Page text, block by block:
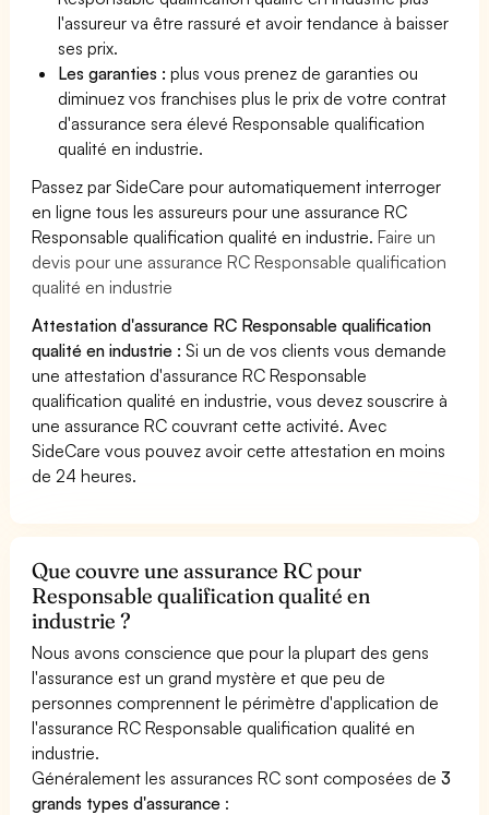
l'assureur va être rassuré et avoir tendance à baisser
ses prix.
Les garanties :plus vous prenez de garanties ou
diminuez vos franchises plus le prix de votre contrat
d'assurance sera élevé Responsable qualification
qualité en industrie.
Passez par SideCare pour automatiquement interroger
en ligne tous les assureurs pour une assurance RC
Responsable qualification qualité en industrie.Faire un
devis pour une assurance RC Responsable qualification
qualité en industrie
Attestation d'assurance RC Responsable qualification
qualité en industrie : Si un de vos clients vous demande
une attestation d'assurance RC Responsable
qualification qualité en industrie, vous devez souscrire à
une assurance RC couvrant cette activité. Avec
SideCare vous pouvez avoir cette attestation en moins
de 24 heures.
Que couvre une assurance RC pour
Responsable qualification qualité en
industrie ?
Nous avons conscience que pour la plupart des gens
l'assurance est un grand mystère et que peu de
personnes comprennent le périmètre d'application de
l'assurance RC Responsable qualification qualité en
industrie.
Généralement les assurances RC sont composées de3
grands types d'assurance :